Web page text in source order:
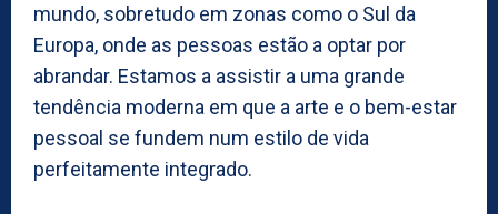
mundo, sobretudo em zonas como o Sul da
Europa, onde as pessoas estão a optar por
abrandar. Estamos a assistir a uma grande
tendência moderna em que a arte e o bem-estar
pessoal se fundem num estilo de vida
perfeitamente integrado.